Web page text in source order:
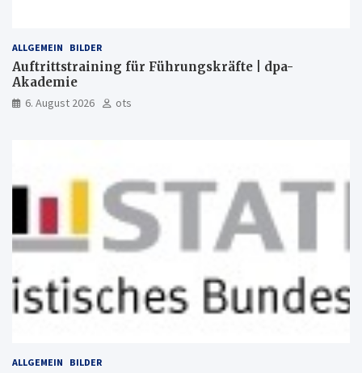
ALLGEMEIN BILDER
Auftrittstraining für Führungskräfte | dpa-
Akademie
6. August 2026 ots
ALLGEMEIN BILDER